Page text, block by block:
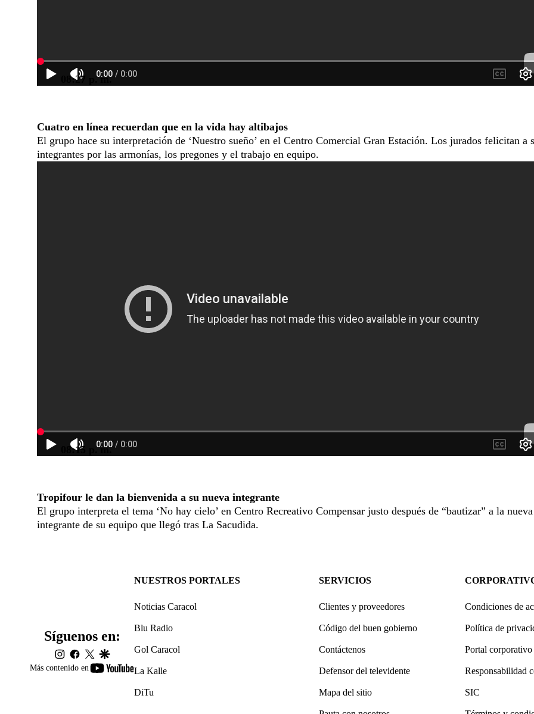
08:27 p. m.
Cuatro en línea recuerdan que en la vida hay altibajos
El grupo hace su interpretación de ‘Nuestro sueño’ en el Centro Comercial Gran Estación. Los jurados felicitan a
integrantes por las armonías, los pregones y el trabajo en equipo.
08:15 p. m.
Tropifour le dan la bienvenida a su nueva integrante
El grupo interpreta el tema ‘No hay cielo’ en Centro Recreativo Compensar justo después de “bautizar” a la nueva
integrante de su equipo que llegó tras La Sacudida.
Más contenido en
youtube-
Síguenos en:
instagram
facebook
twittergoogle
NUESTROS PORTALES
Noticias Caracol
Blu Radio
Gol Caracol
La Kalle
DiTu
SERVICIOS
Clientes y proveedores
Código del buen gobierno
Contáctenos
Defensor del televidente
Mapa del sitio
Condiciones de
Política de
Portal corporativo
Responsabilidad
SIC